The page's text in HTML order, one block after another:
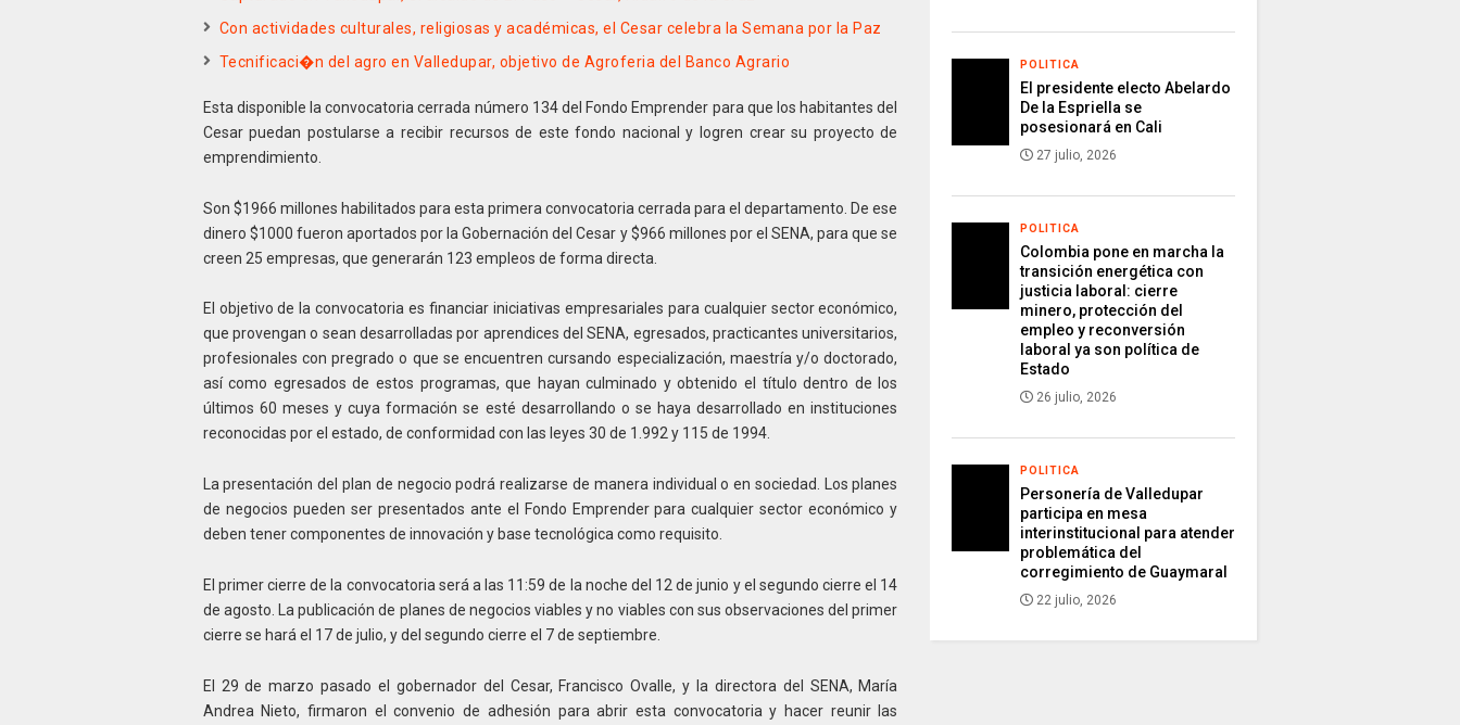
Con actividades culturales, religiosas y académicas, el Cesar celebra la Semana por la Paz
Tecnificaci�n del agro en Valledupar, objetivo de Agroferia del Banco Agrario
Esta disponible la convocatoria cerrada número 134 del Fondo Emprender para que los habitantes del
Cesar puedan postularse a recibir recursos de este fondo nacional y logren crear su proyecto de
emprendimiento.
Son $1966 millones habilitados para esta primera convocatoria cerrada para el departamento. De ese
dinero $1000 fueron aportados por la Gobernación del Cesar y $966 millones por el SENA, para que se
creen 25 empresas, que generarán 123 empleos de forma directa.
El objetivo de la convocatoria es financiar iniciativas empresariales para cualquier sector económico,
que provengan o sean desarrolladas por aprendices del SENA, egresados, practicantes universitarios,
profesionales con pregrado o que se encuentren cursando especialización, maestría y/o doctorado,
así como egresados de estos programas, que hayan culminado y obtenido el título dentro de los
últimos 60 meses y cuya formación se esté desarrollando o se haya desarrollado en instituciones
reconocidas por el estado, de conformidad con las leyes 30 de 1.992 y 115 de 1994.
La presentación del plan de negocio podrá realizarse de manera individual o en sociedad. Los planes
de negocios pueden ser presentados ante el Fondo Emprender para cualquier sector económico y
deben tener componentes de innovación y base tecnológica como requisito.
El primer cierre de la convocatoria será a las 11:59 de la noche del 12 de junio y el segundo cierre el 14
de agosto. La publicación de planes de negocios viables y no viables con sus observaciones del primer
cierre se hará el 17 de julio, y del segundo cierre el 7 de septiembre.
El 29 de marzo pasado el gobernador del Cesar, Francisco Ovalle, y la directora del SENA, María
Andrea Nieto, firmaron el convenio de adhesión para abrir esta convocatoria y hacer reunir las
POLITICA
El presidente electo Abelardo
De la Espriella se
posesionará en Cali
27 julio, 2026
POLITICA
Colombia pone en marcha la
transición energética con
justicia laboral: cierre
minero, protección del
empleo y reconversión
laboral ya son política de
Estado
26 julio, 2026
POLITICA
Personería de Valledupar
participa en mesa
interinstitucional para atender
problemática del
corregimiento de Guaymaral
22 julio, 2026